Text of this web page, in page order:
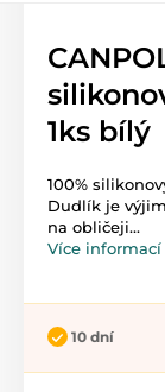
1ks bílý
100%
Dudlík je
na obličeji...
Více informací
10 dní